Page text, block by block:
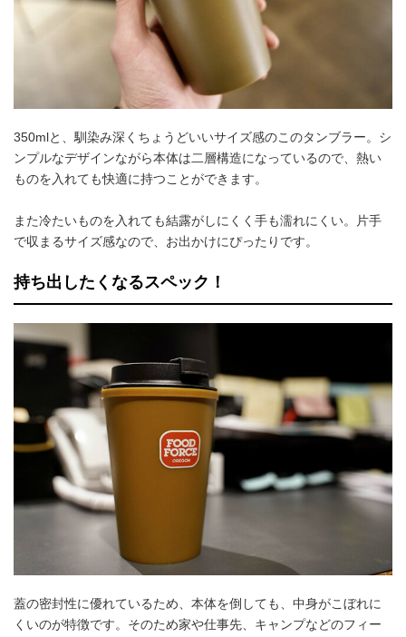
350mlと、馴染み深くちょうどいいサイズ感のこのタンブラー。シ
ンプルなデザインながら本体は二層構造になっているので、熱い
ものを入れても快適に持つことができます。
また冷たいものを入れても結露がしにくく手も濡れにくい。片手
で収まるサイズ感なので、お出かけにぴったりです。
持ち出したくなるスペック！
蓋の密封性に優れているため、本体を倒しても、中身がこぼれに
くいのが特徴です。そのため家や仕事先、キャンプなどのフィー